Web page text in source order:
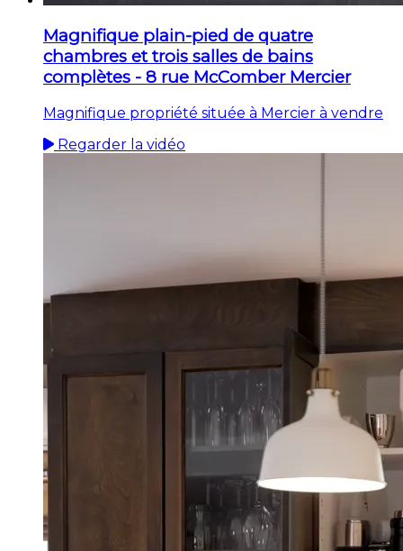
Magnifique plain-pied de quatre
chambres et trois salles de bains
complètes - 8 rue McComber Mercier
Magnifique propriété située à Mercier à vendre
Regarder la vidéo